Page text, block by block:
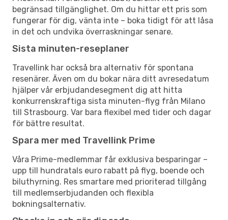
begränsad tillgänglighet. Om du hittar ett pris som
fungerar för dig, vänta inte – boka tidigt för att låsa
in det och undvika överraskningar senare.
Sista minuten-reseplaner
Travellink har också bra alternativ för spontana
resenärer. Även om du bokar nära ditt avresedatum
hjälper vår erbjudandesegment dig att hitta
konkurrenskraftiga sista minuten-flyg från Milano
till Strasbourg. Var bara flexibel med tider och dagar
för bättre resultat.
Spara mer med Travellink Prime
Våra Prime-medlemmar får exklusiva besparingar –
upp till hundratals euro rabatt på flyg, boende och
biluthyrning. Res smartare med prioriterad tillgång
till medlemserbjudanden och flexibla
bokningsalternativ.